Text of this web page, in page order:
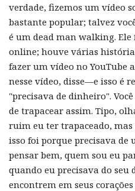
verdade, fizemos um vídeo
bastante popular; talvez
é um dead man walking. Ele
online; houve várias
fazer um vídeo no YouTube
nesse vídeo, disse—e isso é
"precisava de dinheiro".
de trapacear assim. Tipo,
ruim eu ter trapaceado,
isso foi porque precisava de
pensar bem, quem sou eu
quando eu precisava do seu
encontrem em seus